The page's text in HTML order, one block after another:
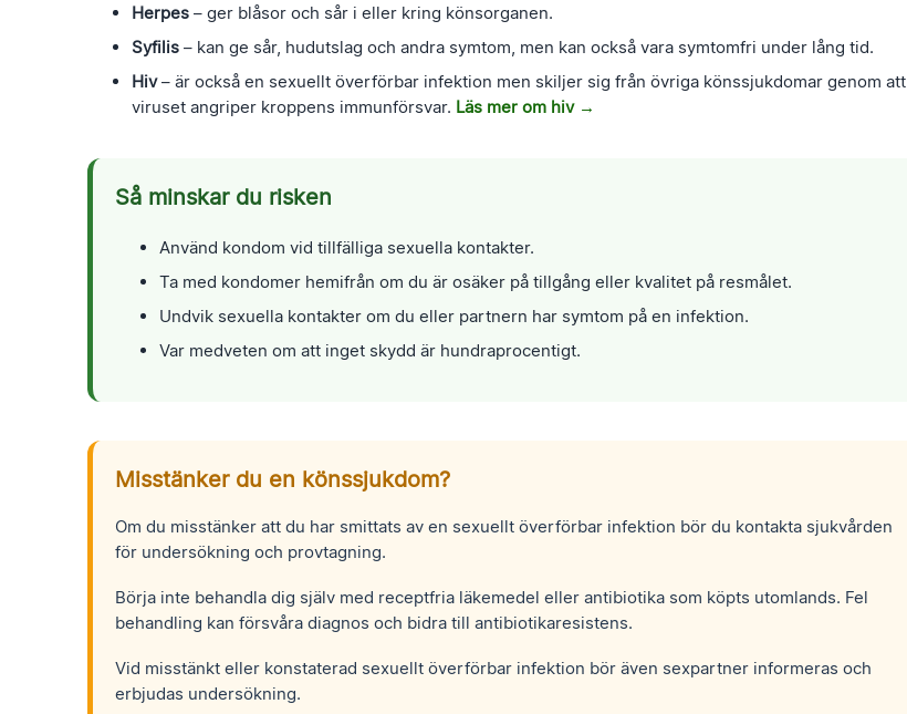
Herpes – ger blåsor och sår i eller kring könsorganen.
Syfilis – kan ge sår, hudutslag och andra symtom, men kan också vara symtomfri under lång tid.
Hiv– är också en sexuellt överförbar infektion men skiljer sig från övriga könssjukdomar genom att
viruset angriper kroppens immunförsvar. Läs mer om hiv →
Så minskar du risken
Använd kondom vid tillfälliga sexuella kontakter.
Ta med kondomer hemifrån om du är osäker på tillgång eller kvalitet på resmålet.
Undvik sexuella kontakter om du eller partnern har symtom på en infektion.
Var medveten om att inget skydd är hundraprocentigt.
Misstänker du en könssjukdom?
Om du misstänker att du har smittats av en sexuellt överförbar infektion bör du kontakta sjukvården
för undersökning och provtagning.
Börja inte behandla dig själv med receptfria läkemedel eller antibiotika som köpts utomlands. Fel
behandling kan försvåra diagnos och bidra till antibiotikaresistens.
Vid misstänkt eller konstaterad sexuellt överförbar infektion bör även sexpartner informeras och
erbjudas undersökning.